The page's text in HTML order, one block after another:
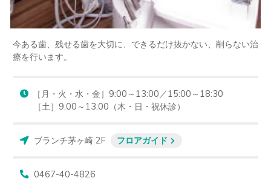
今ある歯、残せる歯を大切に、できるだけ抜かない、削らない治
療を行います。
［月・火・水・金］9:00～13:00／15:00～18:30
［土］9:00～13:00（木・日・祝休診）
ブランチ茅ヶ崎 2F フロアガイド
0467-40-4826